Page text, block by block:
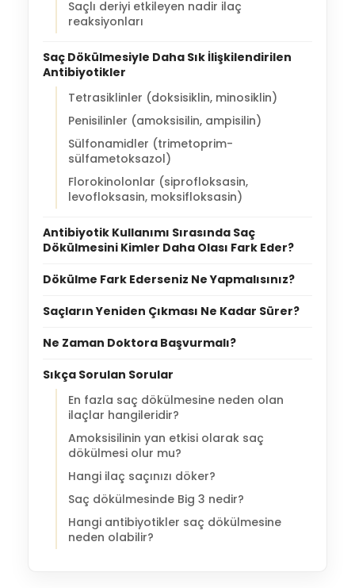
Saçlı deriyi etkileyen nadir ilaç
reaksiyonları
Saç Dökülmesiyle Daha Sık İlişkilendirilen
Antibiyotikler
Tetrasiklinler (doksisiklin, minosiklin)
Penisilinler (amoksisilin, ampisilin)
Sülfonamidler (trimetoprim-
sülfametoksazol)
Florokinolonlar (siprofloksasin,
levofloksasin, moksifloksasin)
Antibiyotik Kullanımı Sırasında Saç
Dökülmesini Kimler Daha Olası Fark Eder?
Dökülme Fark Ederseniz Ne Yapmalısınız?
Saçların Yeniden Çıkması Ne Kadar Sürer?
Ne Zaman Doktora Başvurmalı?
Sıkça Sorulan Sorular
En fazla saç dökülmesine neden olan
ilaçlar hangileridir?
Amoksisilinin yan etkisi olarak saç
dökülmesi olur mu?
Hangi ilaç saçınızı döker?
Saç dökülmesinde Big 3 nedir?
Hangi antibiyotikler saç dökülmesine
neden olabilir?